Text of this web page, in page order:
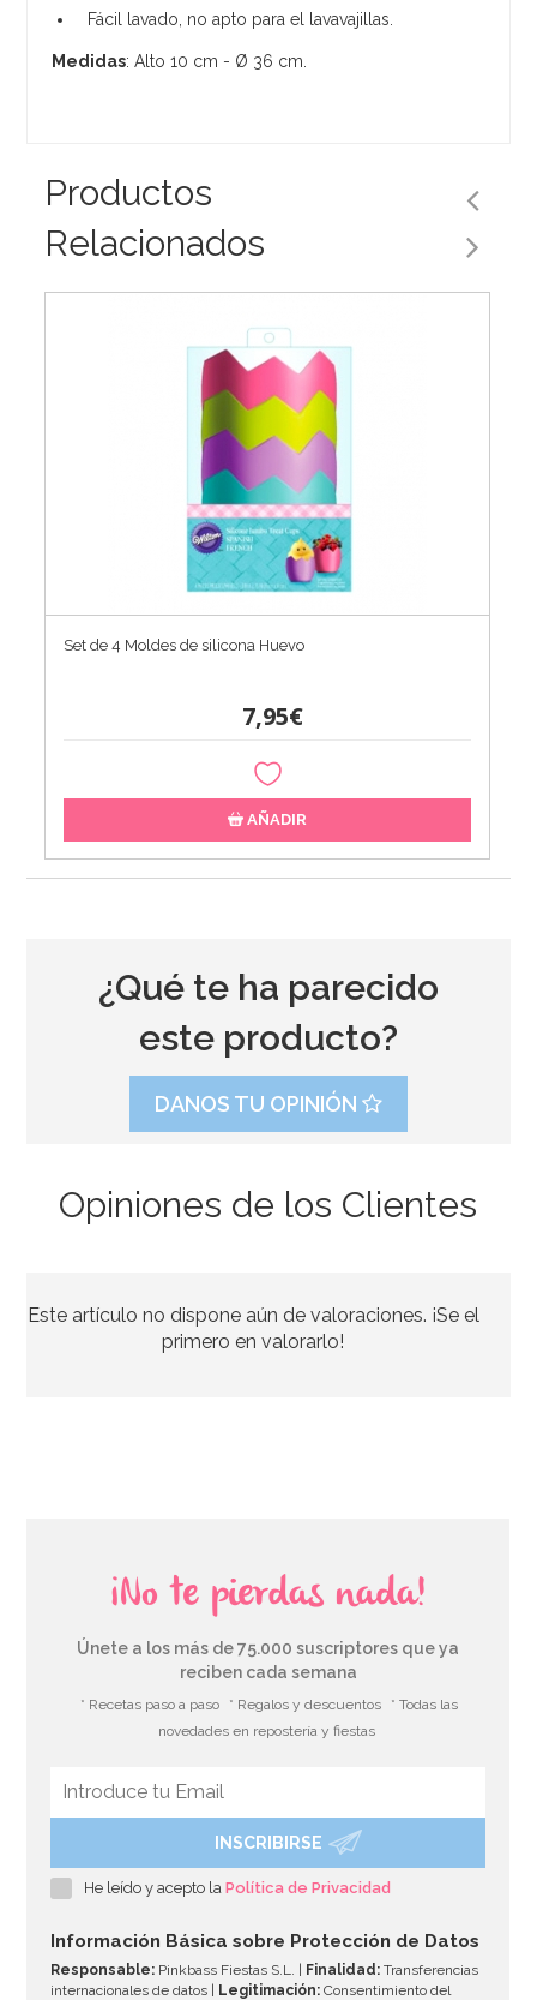
Fácil lavado, no apto para el lavavajillas.
Medidas: Alto 10 cm - Ø 36 cm.
Productos
Relacionados
Set de 4 Moldes de silicona Huevo
7,95€
AÑADIR
7,95€ 7,95€
Nordic Ware Blossom
¿Qué te ha parecido
este producto?
DANOS TU OPINIÓN
Opiniones de los Clientes
Este artículo no dispone aún de valoraciones. ¡Se el
primero en valorarlo!
¡No te pierdas nada!
Únete a los más de 75.000 suscriptores que ya
reciben cada semana
* Recetas paso a paso * Regalos y descuentos
* Todas las
novedades en repostería y fiestas
INSCRIBIRSE
He leído y acepto laPolítica de Privacidad
Información Básica sobre Protección de Datos
Responsable: Pinkbass Fiestas S.L. | Finalidad: Transferencias
internacionales de datos |
Legitimación: Consentimiento del